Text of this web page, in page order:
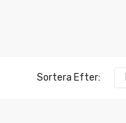
Sortera Efter: